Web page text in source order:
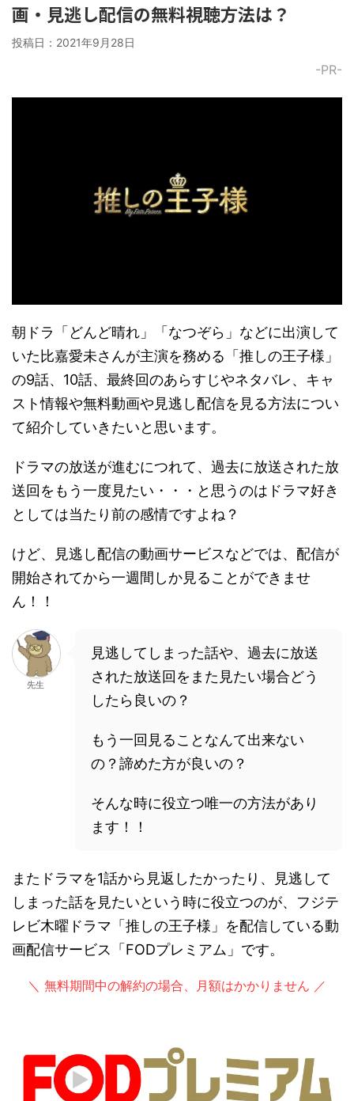
画・見逃し配信の無料視聴方法は？
投稿日： 2021年9月28日
-PR-
朝ドラ「どんど晴れ」「なつぞら」などに出演して
いた比嘉愛未さんが主演を務める「推しの王子様」
の9話、10話、最終回のあらすじやネタバレ、キャ
スト情報や無料動画や見逃し配信を見る方法につい
て紹介していきたいと思います。
ドラマの放送が進むにつれて、過去に放送された放
送回をもう一度見たい・・・と思うのはドラマ好き
としては当たり前の感情ですよね？
けど、見逃し配信の動画サービスなどでは、配信が
開始されてから一週間しか見ることができませ
ん！！
先生
見逃してしまった話や、過去に放送
された放送回をまた見たい場合どう
したら良いの？
もう一回見ることなんて出来ない
の？諦めた方が良いの？
そんな時に役立つ唯一の方法があり
ます！！
またドラマを1話から見返したかったり、見逃して
しまった話を見たいという時に役立つのが、フジテ
レビ木曜ドラマ「推しの王子様」を配信している動
画配信サービス「FODプレミアム」です。
＼ 無料期間中の解約の場合、月額はかかりません ／